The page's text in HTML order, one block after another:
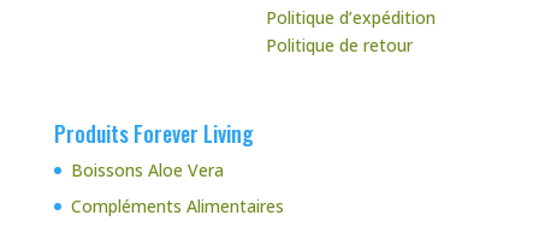
Politique d’expédition
Politique de retour
Produits Forever Living
Boissons Aloe Vera
Compléments Alimentaires